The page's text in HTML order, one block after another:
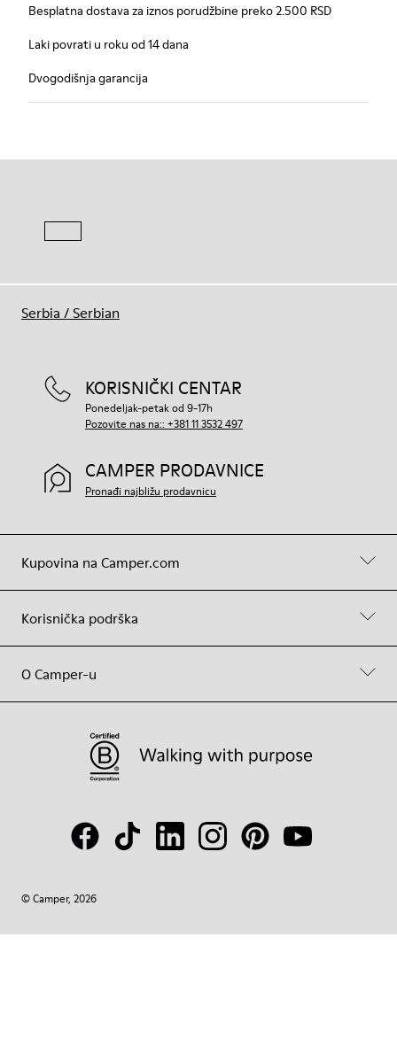
Besplatna dostava za iznos porudžbine preko 2.500 RSD
Laki povrati u roku od 14 dana
Dvogodišnja garancija
Kupovina na Camper.com
Korisnička podrška
O Camper-u
KORISNIČKI CENTAR
Ponedeljak-petak od 9-17h
Pozovite nas na:: +381 11 3532 497
CAMPER PRODAVNICE
Pronađi najbližu prodavnicu
© Camper, 2026
Serbia /Serbian